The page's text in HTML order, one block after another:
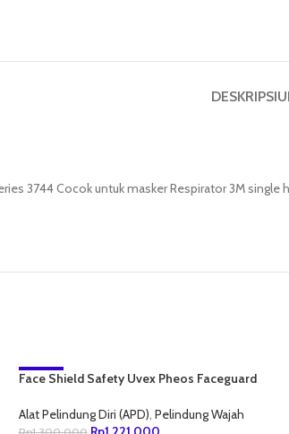
DESKRIPSI
3744 Cocok untuk masker Respirator 3M
-6%
Face Shield Safety Uvex Pheos Faceguard
Alat Pelindung Diri (APD), Pelindung Wajah